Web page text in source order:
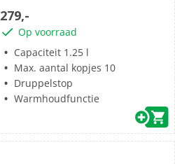
279,-
Op voorraad
Capaciteit 1.25 l
Max. aantal kopjes 10
Druppelstop
Warmhoudfunctie